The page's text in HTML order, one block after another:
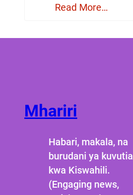
Read More…
Mhariri
Habari, makala, na
burudani ya kuvutia
kwa Kiswahili.
(Engaging news,